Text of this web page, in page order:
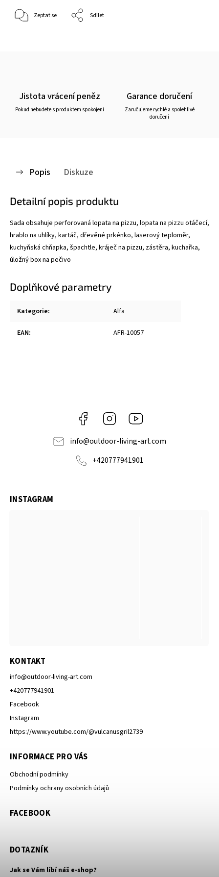
Zeptat se Sdílet
Jistota vrácení peněz
Pokud nebudete s produktem spokojeni
Garance doručení
Zaručujeme rychlé a spolehlivé
doručení
Popis Diskuze
Detailní popis produktu
Sada obsahuje perforovaná lopata na pizzu, lopata na pizzu otáčecí,
hrablo na uhlíky, kartáč, dřevěné prkénko, laserový teploměr,
kuchyňská chňapka, špachtle, kráječ na pizzu, zástěra, kuchařka,
úložný box na pečivo
Doplňkové parametry
Kategorie: Alfa
EAN: AFR-10057
Facebook Instagram
info@outdoor-living-art.com
+420777941901
KONTAKT
info@outdoor-living-art.com
+420777941901
Facebook
Instagram
https://www.youtube.com/@vulcanusgril2739
INFORMACE PRO VÁS
Obchodní podmínky
Podmínky ochrany osobních údajů
FACEBOOK
DOTAZNÍK
Jak se Vám líbí náš e-shop?
INSTAGRAM